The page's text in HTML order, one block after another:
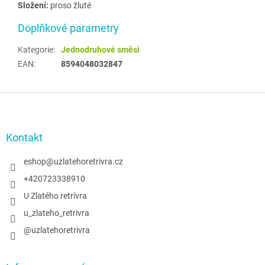
Složení: proso žluté
Doplňkové parametry
Kategorie:
Jednodruhové směsi
EAN: 8594048032847
Kontakt
eshop@uzlatehoretrivra.cz
+420723338910
U Zlatého retrívra
u_zlateho_retrivra
@uzlatehoretrivra